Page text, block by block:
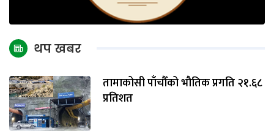
थप खबर
तामाकोसी पाँचौँको भौतिक प्रगति २१.६८
प्रतिशत